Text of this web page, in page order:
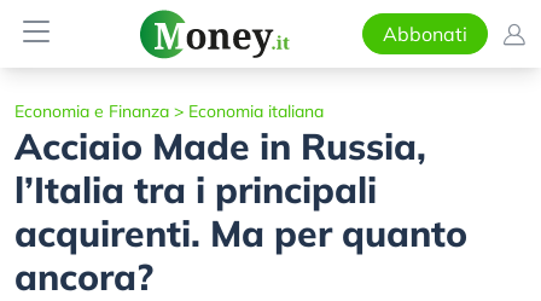
Abbonati
Economia e Finanza > Economia italiana
Acciaio Made in Russia,
l’Italia tra i principali
acquirenti. Ma per quanto
ancora?